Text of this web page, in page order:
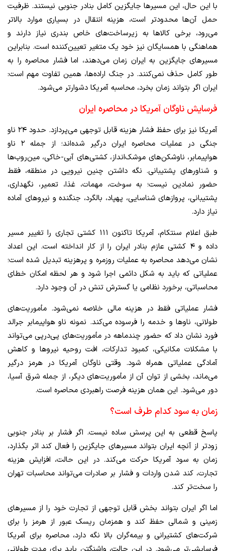
با این حال، این مسیرها جایگزین کامل بنادر جنوبی نیستند. ظرفیت
حمل آن‌ها محدودتر است، هزینه انتقال در بسیاری موارد بالاتر
می‌رود، برخی کالاها به زیرساخت‌های خاص بندری نیاز دارند و
هماهنگی با همسایگان نیز خود یک متغیر تعیین‌کننده است. بنابراین
مسیرهای جایگزین به ایران زمان می‌دهند، اما فشار محاصره را به
طور کامل حذف نمی‌کنند. در جنگ اراده‌ها، همین تفاوت مهم است:
ایران اگر بتواند زمان بخرد، محاسبه آمریکا دشوارتر می‌شود.
فرسایش ناوگان آمریکا در محاصره ایران
آمریکا نیز برای حفظ فشار هزینه قابل توجهی می‌پردازد. حدود ۲۴ ناو
جنگی در عملیات محاصره ایران درگیر شده‌اند؛ از جمله ۲ ناو
هواپیمابر، ناوشکن‌های موشک‌انداز، کشتی‌های آبی-خاکی، مین‌روب‌ها
و شناورهای پشتیبانی. نگه داشتن چنین نیرویی در منطقه، فقط
حضور نمادین نیست؛ به سوخت، مهمات، غذا، تعمیر، نگهداری،
پشتیبانی، پروازهای شناسایی، پهپاد، بالگرد، جنگنده و نیروهای آماده
نیاز دارد.
طبق اعلام سنتکام، آمریکا تاکنون ۱۱۱ کشتی تجاری را تغییر مسیر
داده و ۴ کشتی عازم بنادر ایران را از کار انداخته است. این اعداد
نشان می‌دهد محاصره به عملیات روزمره و پرهزینه تبدیل شده است؛
عملیاتی که باید به شکل دائمی اجرا شود و هر لحظه امکان خطای
محاسباتی، برخورد نظامی یا گسترش تنش در آن وجود دارد.
فشار عملیاتی فقط در هزینه مالی خلاصه نمی‌شود. مأموریت‌های
طولانی، ناوها و خدمه را فرسوده می‌کند. نمونه ناو هواپیمابر جرالد
فورد نشان داد که حضور چندماهه در مأموریت‌های پی‌درپی می‌تواند
با مشکلات مکانیکی، کمبود تدارکات، افت روحیه نیروها و کاهش
آمادگی عملیاتی همراه شود. وقتی ناوگان آمریکا در هرمز درگیر
می‌ماند، بخشی از توان آن از مأموریت‌های دیگر، از جمله شرق آسیا،
دور می‌شود. این همان هزینه فرصت راهبردی محاصره است.
زمان به سود کدام طرف است؟
پاسخ قطعی به این پرسش ساده نیست. اگر فشار بر بنادر جنوبی
زودتر از آنچه ایران بتواند مسیرهای جایگزین را فعال کند اثر بگذارد،
زمان به سود آمریکا حرکت می‌کند. در این حالت، افزایش هزینه
تجارت، کند شدن واردات و فشار بر صادرات می‌تواند محاسبات تهران
را سخت‌تر کند.
اما اگر ایران بتواند بخش قابل توجهی از تجارت خود را از مسیرهای
زمینی و شمالی حفظ کند و همزمان ریسک عبور از هرمز را برای
شرکت‌های کشتیرانی و بیمه‌گران بالا نگه دارد، محاصره برای آمریکا